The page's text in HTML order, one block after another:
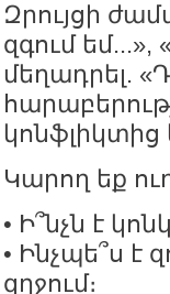
Զրույցի
զգում
մեղադրել.
կոնֆլիկտից
Կարող եք
• Ի՞նչն է
• Ինչպե՞ս է
զղջում։